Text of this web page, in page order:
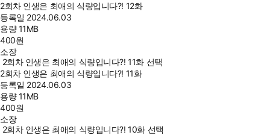
2회차 인생은 최애의 식량입니다?! 12화
등록일 2024.06.03
용량11MB
400원
소장
2회차 인생은 최애의 식량입니다?! 11화 선택
2회차 인생은 최애의 식량입니다?! 11화
등록일 2024.06.03
용량11MB
400원
소장
2회차 인생은 최애의 식량입니다?! 10화 선택